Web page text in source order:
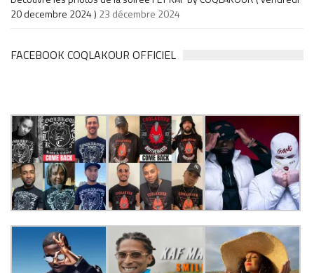
20 decembre 2024 ) 23 décembre 2024
FACEBOOK COQLAKOUR OFFICIEL